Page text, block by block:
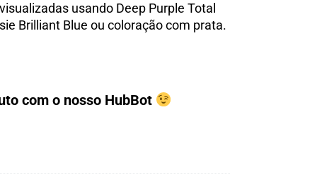
usando Deep Purple Total
Brilliant Blue ou coloração com prata.
com o nosso HubBot